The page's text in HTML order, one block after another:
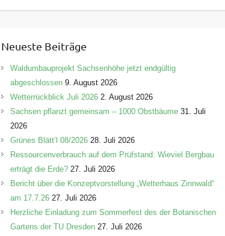
a
g
o
i
e
Neueste Beiträge
Waldumbauprojekt Sachsenhöhe jetzt endgültig
abgeschlossen 9. August 2026
Wetterrückblick Juli 2026 2. August 2026
Sachsen pflanzt gemeinsam – 1000 Obstbäume 31. Juli
2026
Grünes Blätt’l 08/2026 28. Juli 2026
Ressourcenverbrauch auf dem Prüfstand: Wieviel Bergbau
erträgt die Erde? 27. Juli 2026
Bericht über die Konzeptvorstellung „Wetterhaus Zinnwald“
am 17.7.26 27. Juli 2026
Herzliche Einladung zum Sommerfest des der Botanischen
Gartens der TU Dresden 27. Juli 2026